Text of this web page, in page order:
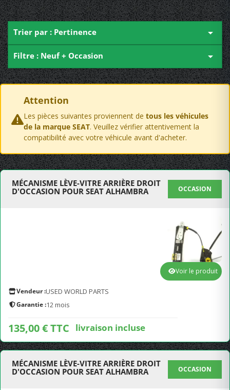
Trier par : Pertinence 
Filtre : Neuf + Occasion 
Attention
Les pièces suivantes proviennent de tous les véhicules
de la marque SEAT. Veuillez vérifier attentivement la
compatibilité avec votre véhicule avant d'acheter.
MÉCANISME LÈVE-VITRE ARRIÈRE DROIT
D'OCCASION POUR SEAT ALHAMBRA
OCCASION
Vendeur :USED WORLD PARTS
Garantie :12 mois
135,00 € TTC livraison incluse
Voir le produit
MÉCANISME LÈVE-VITRE ARRIÈRE DROIT
D'OCCASION POUR SEAT ALHAMBRA
OCCASION